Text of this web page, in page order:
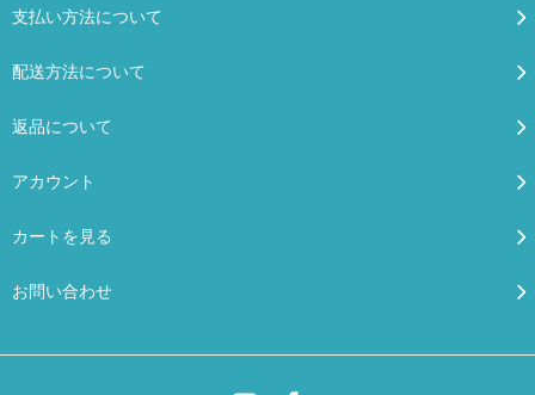
支払い方法について
配送方法について
返品について
アカウント
カートを見る
お問い合わせ